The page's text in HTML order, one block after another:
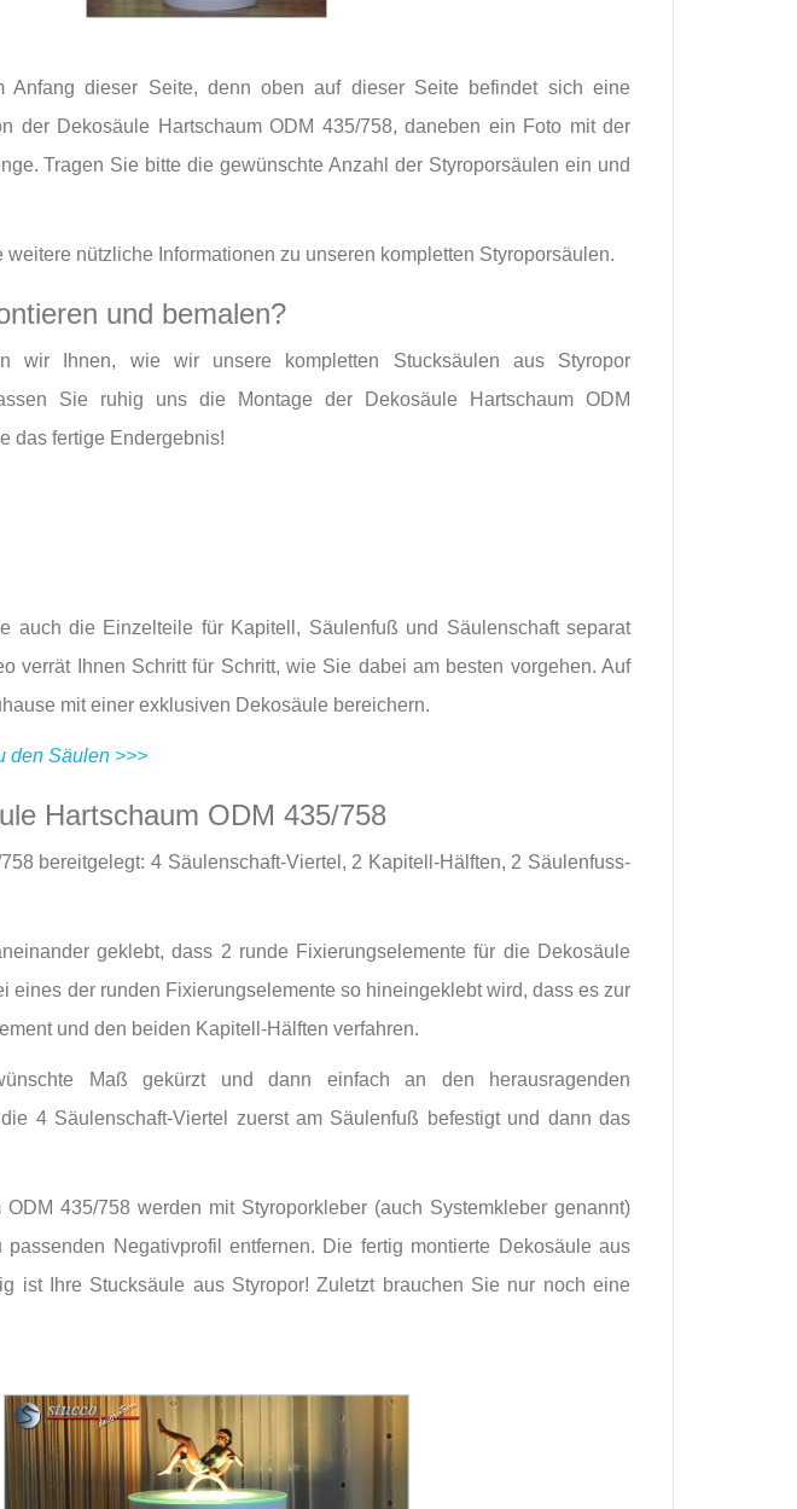
dieser Seite, denn oben auf dieser Seite befindet sich eine
Dekosäule Hartschaum ODM 435/758, daneben ein Foto mit der
Tragen Sie bitte die gewünschte Anzahl der Styroporsäulen ein und
nützliche Informationen zu unseren kompletten Styroporsäulen.
und bemalen?
wir Ihnen, wie wir unsere kompletten Stucksäulen aus Styropor
Sie ruhig uns die Montage der Dekosäule Hartschaum ODM
das fertige Endergebnis!
die Einzelteile für Kapitell, Säulenfuß und Säulenschaft separat
verrät Ihnen Schritt für Schritt, wie Sie dabei am besten vorgehen. Auf
mit einer exklusiven Dekosäule bereichern.
den Säulen >>>
Hartschaum ODM 435/758
bereitgelegt: 4 Säulenschaft-Viertel, 2 Kapitell-Hälften, 2 Säulenfuss-
geklebt, dass 2 runde Fixierungselemente für die Dekosäule
der runden Fixierungselemente so hineingeklebt wird, dass es zur
und den beiden Kapitell-Hälften verfahren.
Maß gekürzt und dann einfach an den herausragenden
4 Säulenschaft-Viertel zuerst am Säulenfuß befestigt und dann das
435/758 werden mit Styroporkleber (auch Systemkleber genannt)
Negativprofil entfernen. Die fertig montierte Dekosäule aus
ist Ihre Stucksäule aus Styropor! Zuletzt brauchen Sie nur noch eine